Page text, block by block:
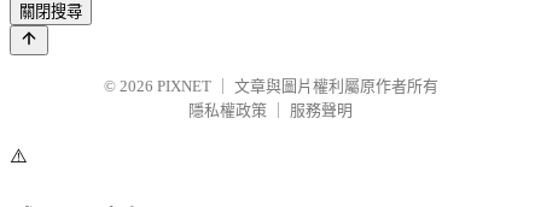
關閉搜尋
© 2026 PIXNET
文章與圖片權利屬原作者所有
隱私權政策
服務聲明
⚠️